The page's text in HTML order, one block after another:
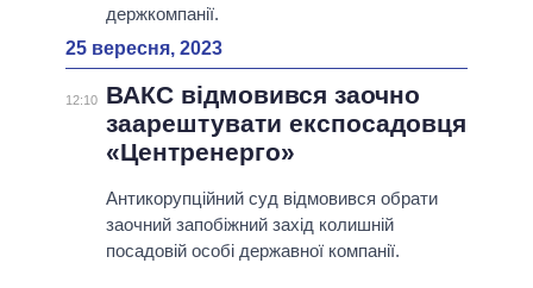
держкомпанії.
25 вересня, 2023
12:10
ВАКС відмовився заочно
заарештувати експосадовця
«Центренерго»
Антикорупційний суд відмовився обрати
заочний запобіжний захід колишній
посадовій особі державної компанії.